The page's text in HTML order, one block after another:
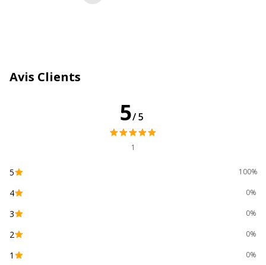
Type d'installation
Données d'identification
Exacompta
Dimensions et poids
Dimensions et poids
Largeur
Avis Clients
5/5
1
5 100%
4 0%
3 0%
2 0%
1 0%